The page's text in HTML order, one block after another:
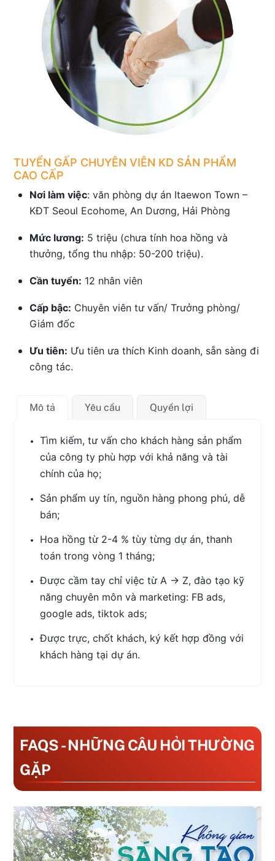
TUYỂN GẤP CHUYÊN VIÊN KD SẢN PHẨM
CAO CẤP
Nơi làm việc: văn phòng dự án Itaewon Town –
KĐT Seoul Ecohome, An Dương, Hải Phòng
Mức lương: 5 triệu (chưa tính hoa hồng và
thưởng, tổng thu nhập: 50-200 triệu).
Cần tuyển: 12 nhân viên
Cấp bậc: Chuyên viên tư vấn/ Trưởng phòng/
Giám đốc
Ưu tiên: Ưu tiên ưa thích Kinh doanh, sẵn sàng đi
công tác.
Mô tả Yêu cầu Quyền lợi
Tìm kiếm, tư vấn cho khách hàng sản phẩm
của công ty phù hợp với khả năng và tài
chính của họ;
Sản phẩm uy tín, nguồn hàng phong phú, dễ
bán;
Hoa hồng từ 2-4 % tùy từng dự án, thanh
toán trong vòng 1 tháng;
Được cầm tay chỉ việc từ A -> Z, đào tạo kỹ
năng chuyên môn và marketing: FB ads,
google ads, tiktok ads;
Được trực, chốt khách, ký kết hợp đồng với
khách hàng tại dự án.
FAQS - NHỮNG CÂU HỎI THƯỜNG
GẶP